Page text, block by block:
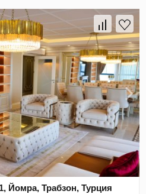
Йомра, Трабзон, Турция